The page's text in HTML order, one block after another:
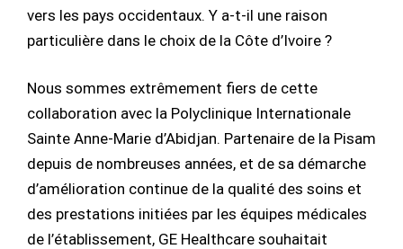
vers les pays occidentaux. Y a-t-il une raison
particulière dans le choix de la Côte d’Ivoire ?
Nous sommes extrêmement fiers de cette
collaboration avec la Polyclinique Internationale
Sainte Anne-Marie d’Abidjan. Partenaire de la Pisam
depuis de nombreuses années, et de sa démarche
d’amélioration continue de la qualité des soins et
des prestations initiées par les équipes médicales
de l’établissement, GE Healthcare souhaitait